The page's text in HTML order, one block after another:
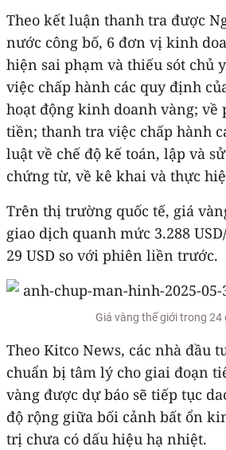
Theo kết luận thanh tra được
nước công bố, 6 đơn vị kinh
hiện sai phạm và thiếu sót chủ
việc chấp hành các quy định
hoạt động kinh doanh vàng; về
tiền; thanh tra việc chấp hành
luật về chế độ kế toán, lập và
chứng từ, về kê khai và thực
Trên thị trường quốc tế, giá
giao dịch quanh mức 3.288
29 USD so với phiên liền trước.
Giá vàng thế giới trong 24
Theo Kitco News, các nhà đầu
chuẩn bị tâm lý cho giai đoạn
vàng được dự báo sẽ tiếp tục
độ rộng giữa bối cảnh bất ổn
trị chưa có dấu hiệu hạ nhiệt.